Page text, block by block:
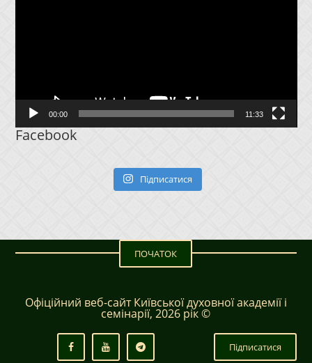
00:00 11:33
Facebook
Підписатися
ПОЧАТОК
Офіційний веб-сайт Київської духовної академії і
семінарії, 2026 рік ©